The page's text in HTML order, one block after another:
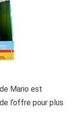
Mario est
l’offre pour plus